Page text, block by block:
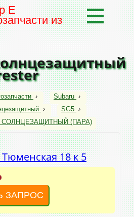
Е
из
› Subaru ›
› SG5 ›
СОЛНЦЕЗАЩИТНЫЙ (ПАРА)
18 к 5
ЗАПРОС